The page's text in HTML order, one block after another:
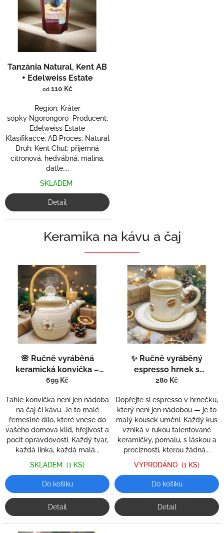
Tanzánia Natural, Kent AB
+ Edelweiss Estate
od110 Kč
Region: Kráter
sopky Ngorongoro Producent:
Edelweiss Estate
Klasifikacce: AB Proces: Natural
Druh: Kent Chuť: příjemná
citronová, hedvábná, malina,
datle,...
SKLADEM
Detail
Keramika na kávu a čaj
🌸 Ručně vyráběná
keramická konvička –
kousek domova, který má
699 Kč
Tahle konvička není jen nádoba
na čaj či kávu. Je to malé
řemeslné dílo, které vnese do
vašeho domova klid, hřejivost a
pocit opravdovosti. Každý tvar,
každá linka, každá malá...
SKLADEM (1 KS)
Do košíku
Detail
✨ Ručně vyráběný
espresso hrnek s
podšálkem – když chcete
280 Kč
Dopřejte si espresso v hrnečku,
který není jen nádobou — je to
malý kousek umění. Každý kus
vzniká v rukou talentované
keramičky, pomalu, s láskou a
precizností, kterou žádná...
VYPRODÁNO (1 KS)
Do košíku
Detail